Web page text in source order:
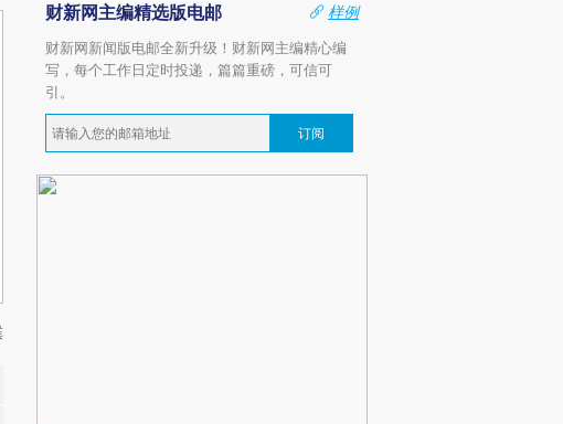
财新网主编精选版电邮
样例
财新网新闻版电邮全新升级！财新网主编精心编
写，每个工作日定时投递，篇篇重磅，可信可
引。
订阅